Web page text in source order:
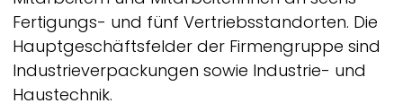
Fertigungs- und fünf Vertriebsstandorten. Die
Hauptgeschäftsfelder der Firmengruppe sind
Industrieverpackungen sowie Industrie- und
Haustechnik.